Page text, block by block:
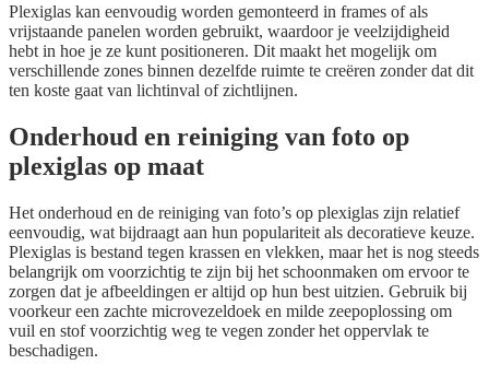
Plexiglas kan eenvoudig worden gemonteerd in frames of als
vrijstaande panelen worden gebruikt, waardoor je veelzijdigheid
hebt in hoe je ze kunt positioneren. Dit maakt het mogelijk om
verschillende zones binnen dezelfde ruimte te creëren zonder dat dit
ten koste gaat van lichtinval of zichtlijnen.
Onderhoud en reiniging van foto op
plexiglas op maat
Het onderhoud en de reiniging van foto’s op plexiglas zijn relatief
eenvoudig, wat bijdraagt aan hun populariteit als decoratieve keuze.
Plexiglas is bestand tegen krassen en vlekken, maar het is nog steeds
belangrijk om voorzichtig te zijn bij het schoonmaken om ervoor te
zorgen dat je afbeeldingen er altijd op hun best uitzien. Gebruik bij
voorkeur een zachte microvezeldoek en milde zeepoplossing om
vuil en stof voorzichtig weg te vegen zonder het oppervlak te
beschadigen.